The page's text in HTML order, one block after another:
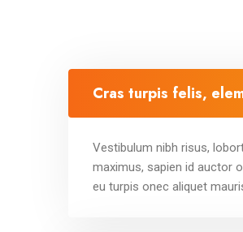
Cras turpis felis,
Vestibulum nibh risus,
maximus, sapien id auctor
eu turpis onec aliquet